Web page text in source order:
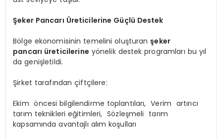
Şeker Pancarı Üreticilerine Güçlü Destek
Bölge ekonomisinin temelini oluşturanşeker
pancarı üreticilerine yönelik destek programları bu yıl
da genişletildi.
Şirket tarafından çiftçilere:
Ekim öncesi bilgilendirme toplantıları, Verim artırıcı
tarım teknikleri eğitimleri, Sözleşmeli tarım
kapsamında avantajlı alım koşulları